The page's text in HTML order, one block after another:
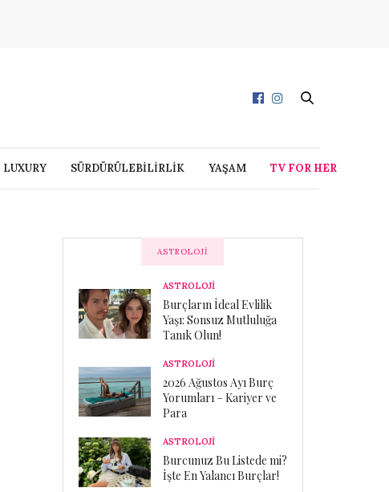
LUXURY SÜRDÜRÜLEBİLİRLİK YAŞAM TV FOR HER
ASTROLOJI
ASTROLOJİ
Burçların İdeal Evlilik
Yaşı: Sonsuz Mutluluğa
Tanık Olun!
ASTROLOJİ
2026 Ağustos Ayı Burç
Yorumları – Kariyer ve
Para
ASTROLOJİ
Burcunuz Bu Listede mi?
İşte En Yalancı Burçlar!